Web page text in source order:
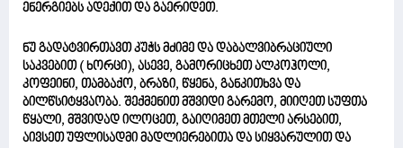
ენერგიებს ადექით და გაერიდეთ.
ნუ გადატვირთავთ კუჭს მძიმე და დაბალვიბრაციული
საკვებით ( ხორცი), ასევე, გამორიცხეთ ალკოჰოლი,
კოფეინი, თამბაქო, ბრაზი, წყენა, განკითხვა და
ბილწსიტყვაობა. შექმენით მშვიდი გარემო, მიიღეთ სუფთა
წყალი, მშვიდად ილოცეთ, გაიღიმეთ მთელი არსებით,
აივსეთ უფლისადმი მადლიერებითა და სიყვარულით და